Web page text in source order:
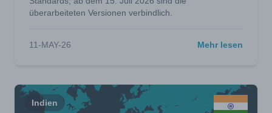
überarbeiteten Versionen verbindlich.
11-MAY-26 Mehr lesen
Indien